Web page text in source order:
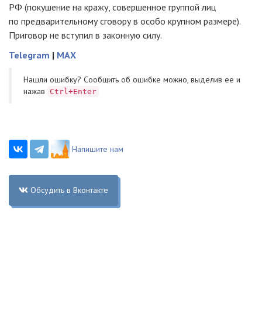
РФ (покушение на кражу, совершенное группой лиц
по предварительному сговору в особо крупном размере).
Приговор не вступил в законную силу.
Telegram | MAX
Нашли ошибку? Cообщить об ошибке можно, выделив ее и
нажав
Ctrl+Enter
Напишите нам
Обсудить в Вконтакте